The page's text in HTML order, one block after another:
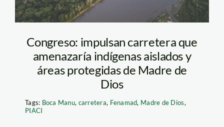
Congreso: impulsan carretera que
amenazaría indígenas aislados y
áreas protegidas de Madre de
Dios
Tags: Boca Manu, carretera, Fenamad, Madre de Dios,
PIACI